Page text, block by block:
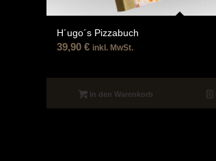
H´ugo´s Pizzabuch
39,90 € inkl. MwSt.
In den Warenkorb